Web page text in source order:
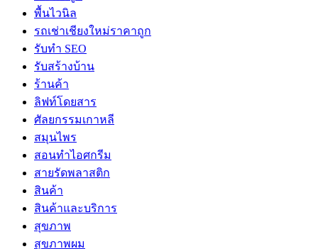
พื้นไวนิล
รถเช่าเชียงใหม่ราคาถูก
รับทำ SEO
รับสร้างบ้าน
ร้านค้า
ลิฟท์โดยสาร
ศัลยกรรมเกาหลี
สมุนไพร
สอนทำไอศกรีม
สายรัดพลาสติก
สินค้า
สินค้าและบริการ
สุขภาพ
สุขภาพผม